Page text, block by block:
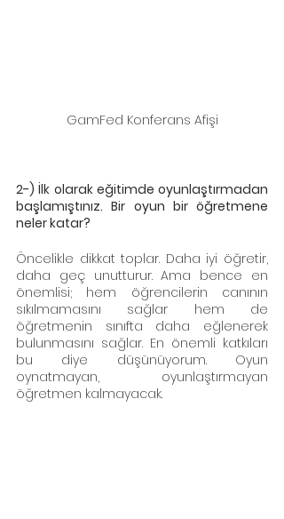
GamFed Konferans Afişi
2-) İlk olarak eğitimde oyunlaştırmadan
başlamıştınız. Bir oyun bir öğretmene
neler katar?
Öncelikle dikkat toplar. Daha iyi öğretir,
daha geç unutturur. Ama bence en
önemlisi; hem öğrencilerin canının
sıkılmamasını sağlar hem de
öğretmenin sınıfta daha eğlenerek
bulunmasını sağlar. En önemli katkıları
bu diye düşünüyorum. Oyun
oynatmayan, oyunlaştırmayan
öğretmen kalmayacak.